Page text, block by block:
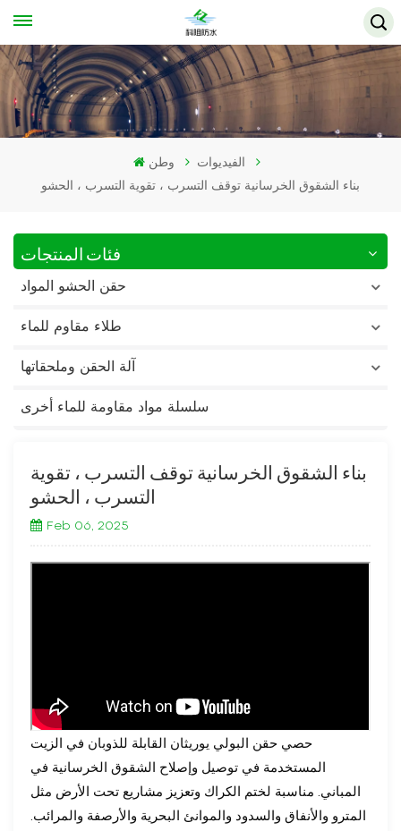
وطن
الفيديوات
بناء الشقوق الخرسانية توقف التسرب ، تقوية التسرب ، الحشو
فئات المنتجات
حقن الحشو المواد
طلاء مقاوم للماء
آلة الحقن وملحقاتها
سلسلة مواد مقاومة للماء أخرى
بناء الشقوق الخرسانية توقف التسرب ، تقوية
التسرب ، الحشو
Feb 06, 2025
حصي حقن البولي يوريثان القابلة للذوبان في الزيت
المستخدمة في توصيل وإصلاح الشقوق الخرسانية في
المباني. مناسبة لختم الكراك وتعزيز مشاريع تحت الأرض مثل
المترو والأنفاق والسدود والموانئ البحرية والأرصفة والمرائب.